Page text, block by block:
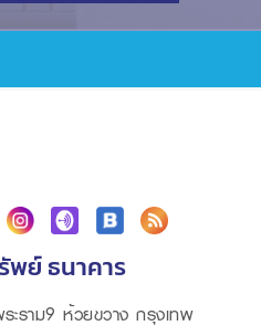
ย์ ธนาคาร
ราม9 ห้วยขวาง กรุงเทพ